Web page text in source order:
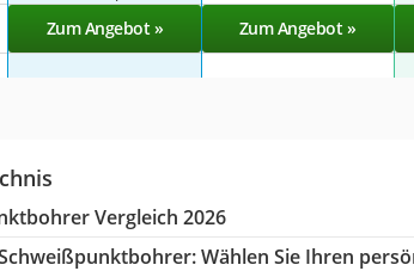
Zum Angebot » Zum Angebot »
Vergleich 2026
Wählen Sie Ihren